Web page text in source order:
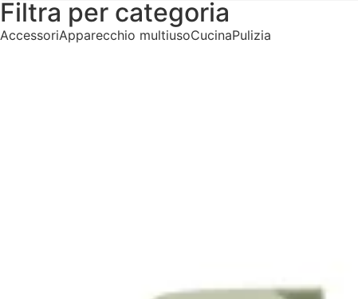
Filtra per categoria
AccessoriApparecchio multiusoCucinaPulizia